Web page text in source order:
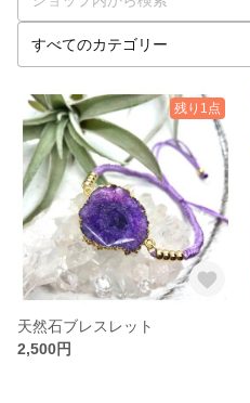
残り1点
天然石ブレスレット
2,500円